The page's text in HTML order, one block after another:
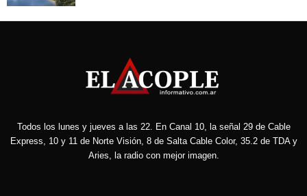
Todos los lunes y jueves a las 22. En Canal 10, la señal 29 de Cable
Express, 10 y 11 de Norte Visión, 8 de Salta Cable Color, 35.2 de TDA y
Aries, la radio con mejor imagen.